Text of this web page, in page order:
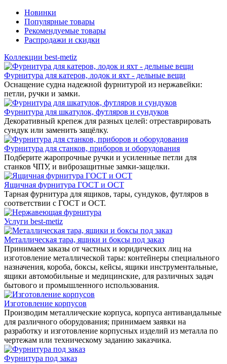
Новинки
Популярные товары
Рекомендуемые товары
Распродажи и скидки
Коллекции best-metiz
Фурнитура для катеров, лодок и яхт - дельные вещи
Оснащение судна надежной фурнитурой из нержавейки:
петли, ручки и замки.
Фурнитура для шкатулок, футляров и сундуков
Декоративный крепеж для разных целей: отреставрировать
сундук или заменить защёлку.
Фурнитура для станков, приборов и оборудования
Подберите жаропрочные ручки и усиленные петли для
станков ЧПУ, и виброзащитные замки-защелки.
Ящичная фурнитура ГОСТ и ОСТ
Тарная фурнитура для ящиков, тары, сундуков, футляров в
соответствии с ГОСТ и ОСТ.
Услуги best-metiz
Металлическая тара, ящики и боксы под заказ
Принимаем заказы от частных и юридических лиц на
изготовление металлической тары: контейнеры специального
назначения, короба, боксы, кейсы, ящики инструментальные,
ящики автомобильные и медицинские, для различных задач
бытового и промышленного использования.
Изготовление корпусов
Производим металлические корпуса, корпуса антивандальные
для различного оборудования; принимаем заявки на
разработку и изготовление корпусных изделий из металла по
чертежам или техническому заданию заказчика.
Фурнитура под заказ